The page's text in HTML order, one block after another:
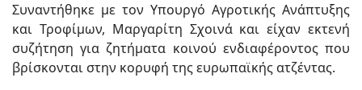
Συναντήθηκε με τον Υπουργό Αγροτικής Ανάπτυξης
και Τροφίμων, Μαργαρίτη Σχοινά και είχαν εκτενή
συζήτηση για ζητήματα κοινού ενδιαφέροντος που
βρίσκονται στην κορυφή της ευρωπαϊκής ατζέντας.